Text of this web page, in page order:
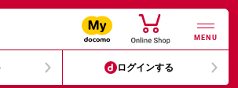
MENU
ログインする